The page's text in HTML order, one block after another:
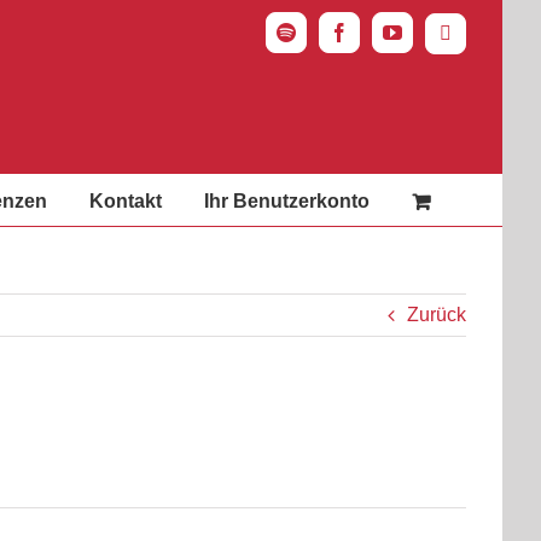
SpotifyFacebookYouTubeInstagram
Kontakt Ihr Benutzerkonto
Zurück